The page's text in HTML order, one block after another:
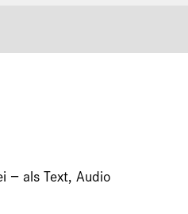
− als Text, Audio